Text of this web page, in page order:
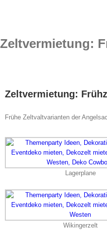
Zeltvermietung:
Zeltvermietung:
Frühe Zeltvaltvarianten der
Lagerplane
Wikingerzelt